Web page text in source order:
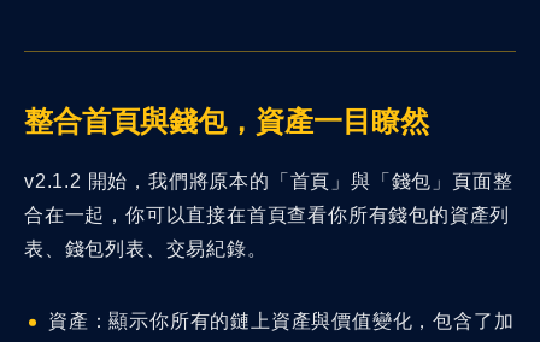
整合首頁與錢包，資產一目瞭然
v2.1.2 開始，我們將原本的「首頁」與「錢包」頁面整
合在一起，你可以直接在首頁查看你所有錢包的資產列
表、錢包列表、交易紀錄。
資產：顯示你所有的鏈上資產與價值變化，包含了加